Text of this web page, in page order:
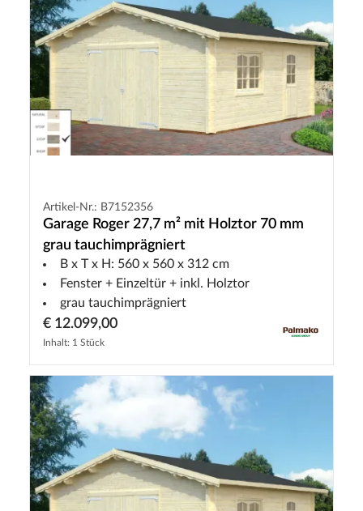
Artikel-Nr.: B7152356
Garage Roger 27,7 m² mit Holztor 70 mm
grau tauchimprägniert
B x T x H: 560 x 560 x 312 cm
Fenster + Einzeltür + inkl. Holztor
grau tauchimprägniert
€ 12.099,00
Inhalt: 1 Stück